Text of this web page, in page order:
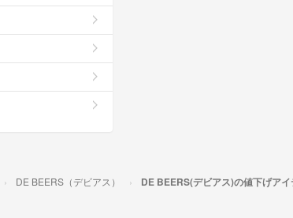
DE BEERS（デビアス） DE BEERS(デビアス)の値下げア